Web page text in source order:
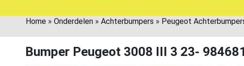
Home » Onderdelen » Achterbumpers » Peugeot
Bumper Peugeot 3008 III 3 23-